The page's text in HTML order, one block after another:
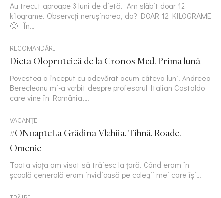
Au trecut aproape 3 luni de dietă. Am slăbit doar 12
kilograme. Observați nerușinarea, da? DOAR 12 KILOGRAME
🙂 În…
RECOMANDĂRI
Dieta Oloproteică de la Cronos Med. Prima lună
Povestea a început cu adevărat acum câteva luni. Andreea
Berecleanu mi-a vorbit despre profesorul Italian Castaldo
care vine în România,…
VACANȚE
#ONoapteLa Grădina Vlahiia. Tihnă. Roade.
Omenie
Toata viața am visat să trăiesc la țară. Când eram în
școală generală eram invidioasă pe colegii mei care își…